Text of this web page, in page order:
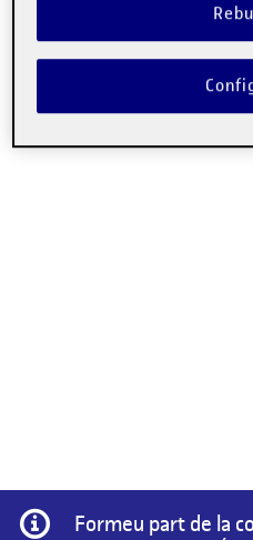
Actividad 4 - Desarrollo y
Informació
Formeu part de la